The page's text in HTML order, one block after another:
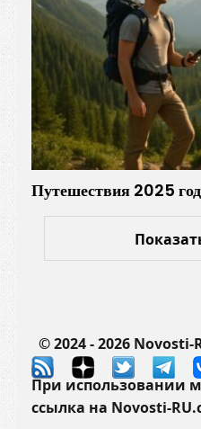
Путешествия 2025
© 2024 - 2026 Novosti-
При использовании
ссылка на Novosti-